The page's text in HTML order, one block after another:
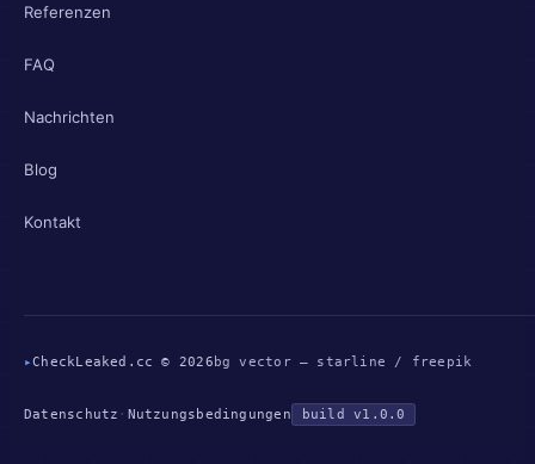
Referenzen
FAQ
Nachrichten
Blog
Kontakt
▸CheckLeaked.cc © 2026 bg vector — starline / freepik
Datenschutz · Nutzungsbedingungen build v1.0.0